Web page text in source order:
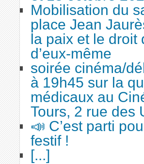
Mobilisation du
place Jean
la paix et le
d’eux-même
soirée cinéma/
à 19h45 sur la
médicaux au
Tours, 2 rue des
📣 C’est parti
festif !
[...]